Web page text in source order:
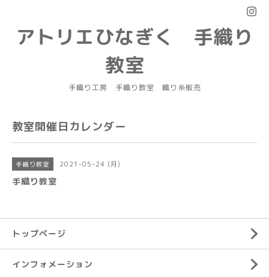
アトリエひなぎく 手織り
教室
手織り工房 手織り教室 織り糸販売
教室開催日カレンダー
手織り教室 2021-05-24 (月)
手織り教室
トップページ
インフォメーション